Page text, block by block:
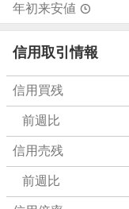
年初来安値
信用取引情報
信用買残
前週比
信用売残
前週比